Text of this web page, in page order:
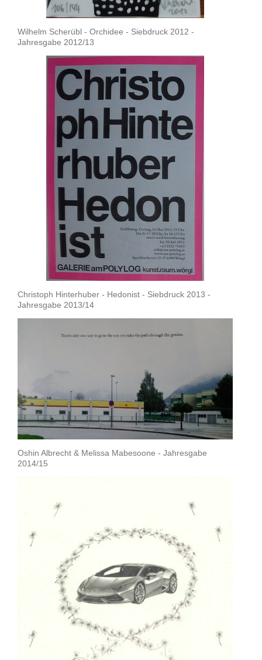
Wilhelm Scherübl - Orchidee - Siebdruck 2012 -
Jahresgabe 2012/13
Christoph Hinterhuber - Hedonist - Siebdruck 2013 -
Jahresgabe 2013/14
Oshin Albrecht & Melissa Mabesoone - Jahresgabe
2014/15